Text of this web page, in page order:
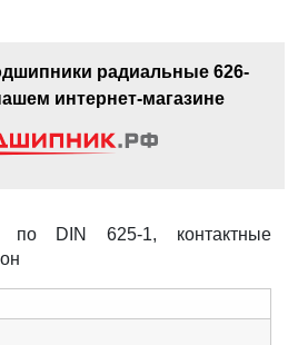
радиальные 626-
интернет-магазине
по DIN 625-1, контактные